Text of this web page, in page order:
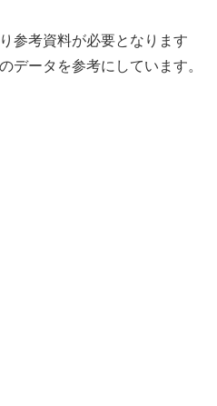
参考資料が必要となります
のデータを参考にしています。